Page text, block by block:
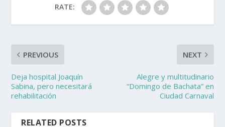
RATE:
PREVIOUS
Deja hospital Joaquín
Sabina, pero necesitará
rehabilitación
NEXT
Alegre y multitudinario
“Domingo de Bachata” en
Ciudad Carnaval
RELATED POSTS